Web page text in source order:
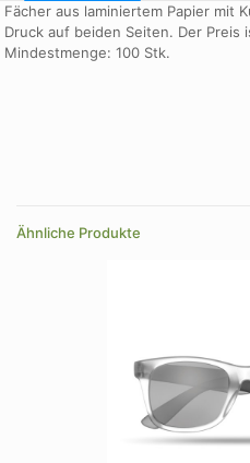
Fächer aus laminiertem Papier mit
Druck auf beiden Seiten. Der Preis
Mindestmenge: 100 Stk.
Ähnliche Produkte